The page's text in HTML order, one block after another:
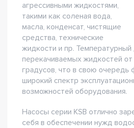
агрессивными жидкостями,
такими как соленая вода,
масла, конденсат, чистящие
средства, технические
жидкости и пр. Температурный
перекачиваемых жидкостей от
градусов, что в свою очередь
широкий спектр
возможностей оборудования.
Насосы серии KSB отлично
себя в обеспечении нужд